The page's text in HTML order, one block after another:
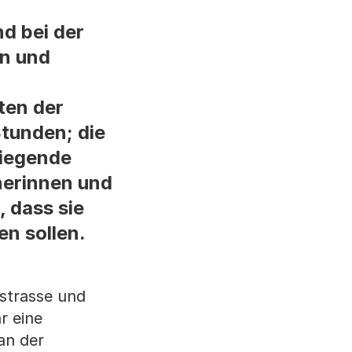
bei der
und
der
die
und
dass sie
sollen.
und
eine
der